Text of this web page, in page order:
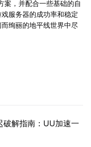
案，并配合一些基础的自
服务器的成功率和稳定
绚丽的地平线世界中尽
解指南：UU加速一